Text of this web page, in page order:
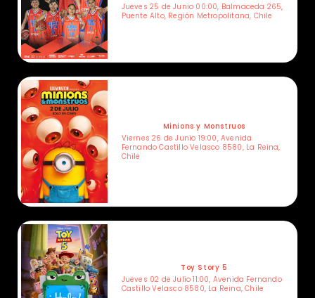
Jueves 25 de Junio 00:00, Balmaceda 265,
Puente Alto, Región Metropolitana, Chile
Minions y Monstruos
Viernes 26 de Junio 19:00, Avenida
Fernando Castillo Velasco 8580, La Reina,
Chile
Toy Story 5
Jueves 02 de Julio 11:00, Avenida Fernando
Castillo Velasco 8580, La Reina, Chile